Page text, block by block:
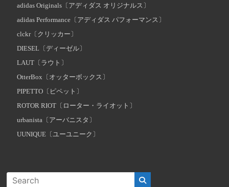
adidas Originals〔アディダス オリジナルス〕
adidas Performance〔アディダス パフォーマンス〕
clckr〔クリッカー〕
DIESEL〔ディーゼル〕
LAUT〔ラウト〕
OtterBox〔オッターボックス〕
PIPETTO〔ピペット〕
ROTOR RIOT〔ローター・ライオット〕
urbanista〔アーバニスタ〕
UUNIQUE〔ユーユニーク〕